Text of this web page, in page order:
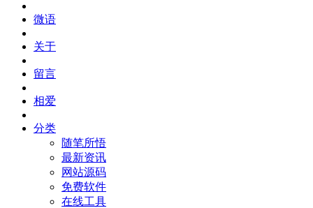
微语
关于
留言
相爱
分类
随笔所悟
最新资讯
网站源码
免费软件
在线工具